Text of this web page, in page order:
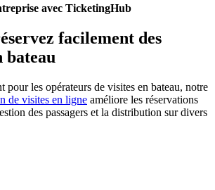
avec TicketingHub
facilement des
bateau
pour les opérateurs de visites en bateau, notre
de visites en ligne améliore les réservations
des passagers et la distribution sur divers